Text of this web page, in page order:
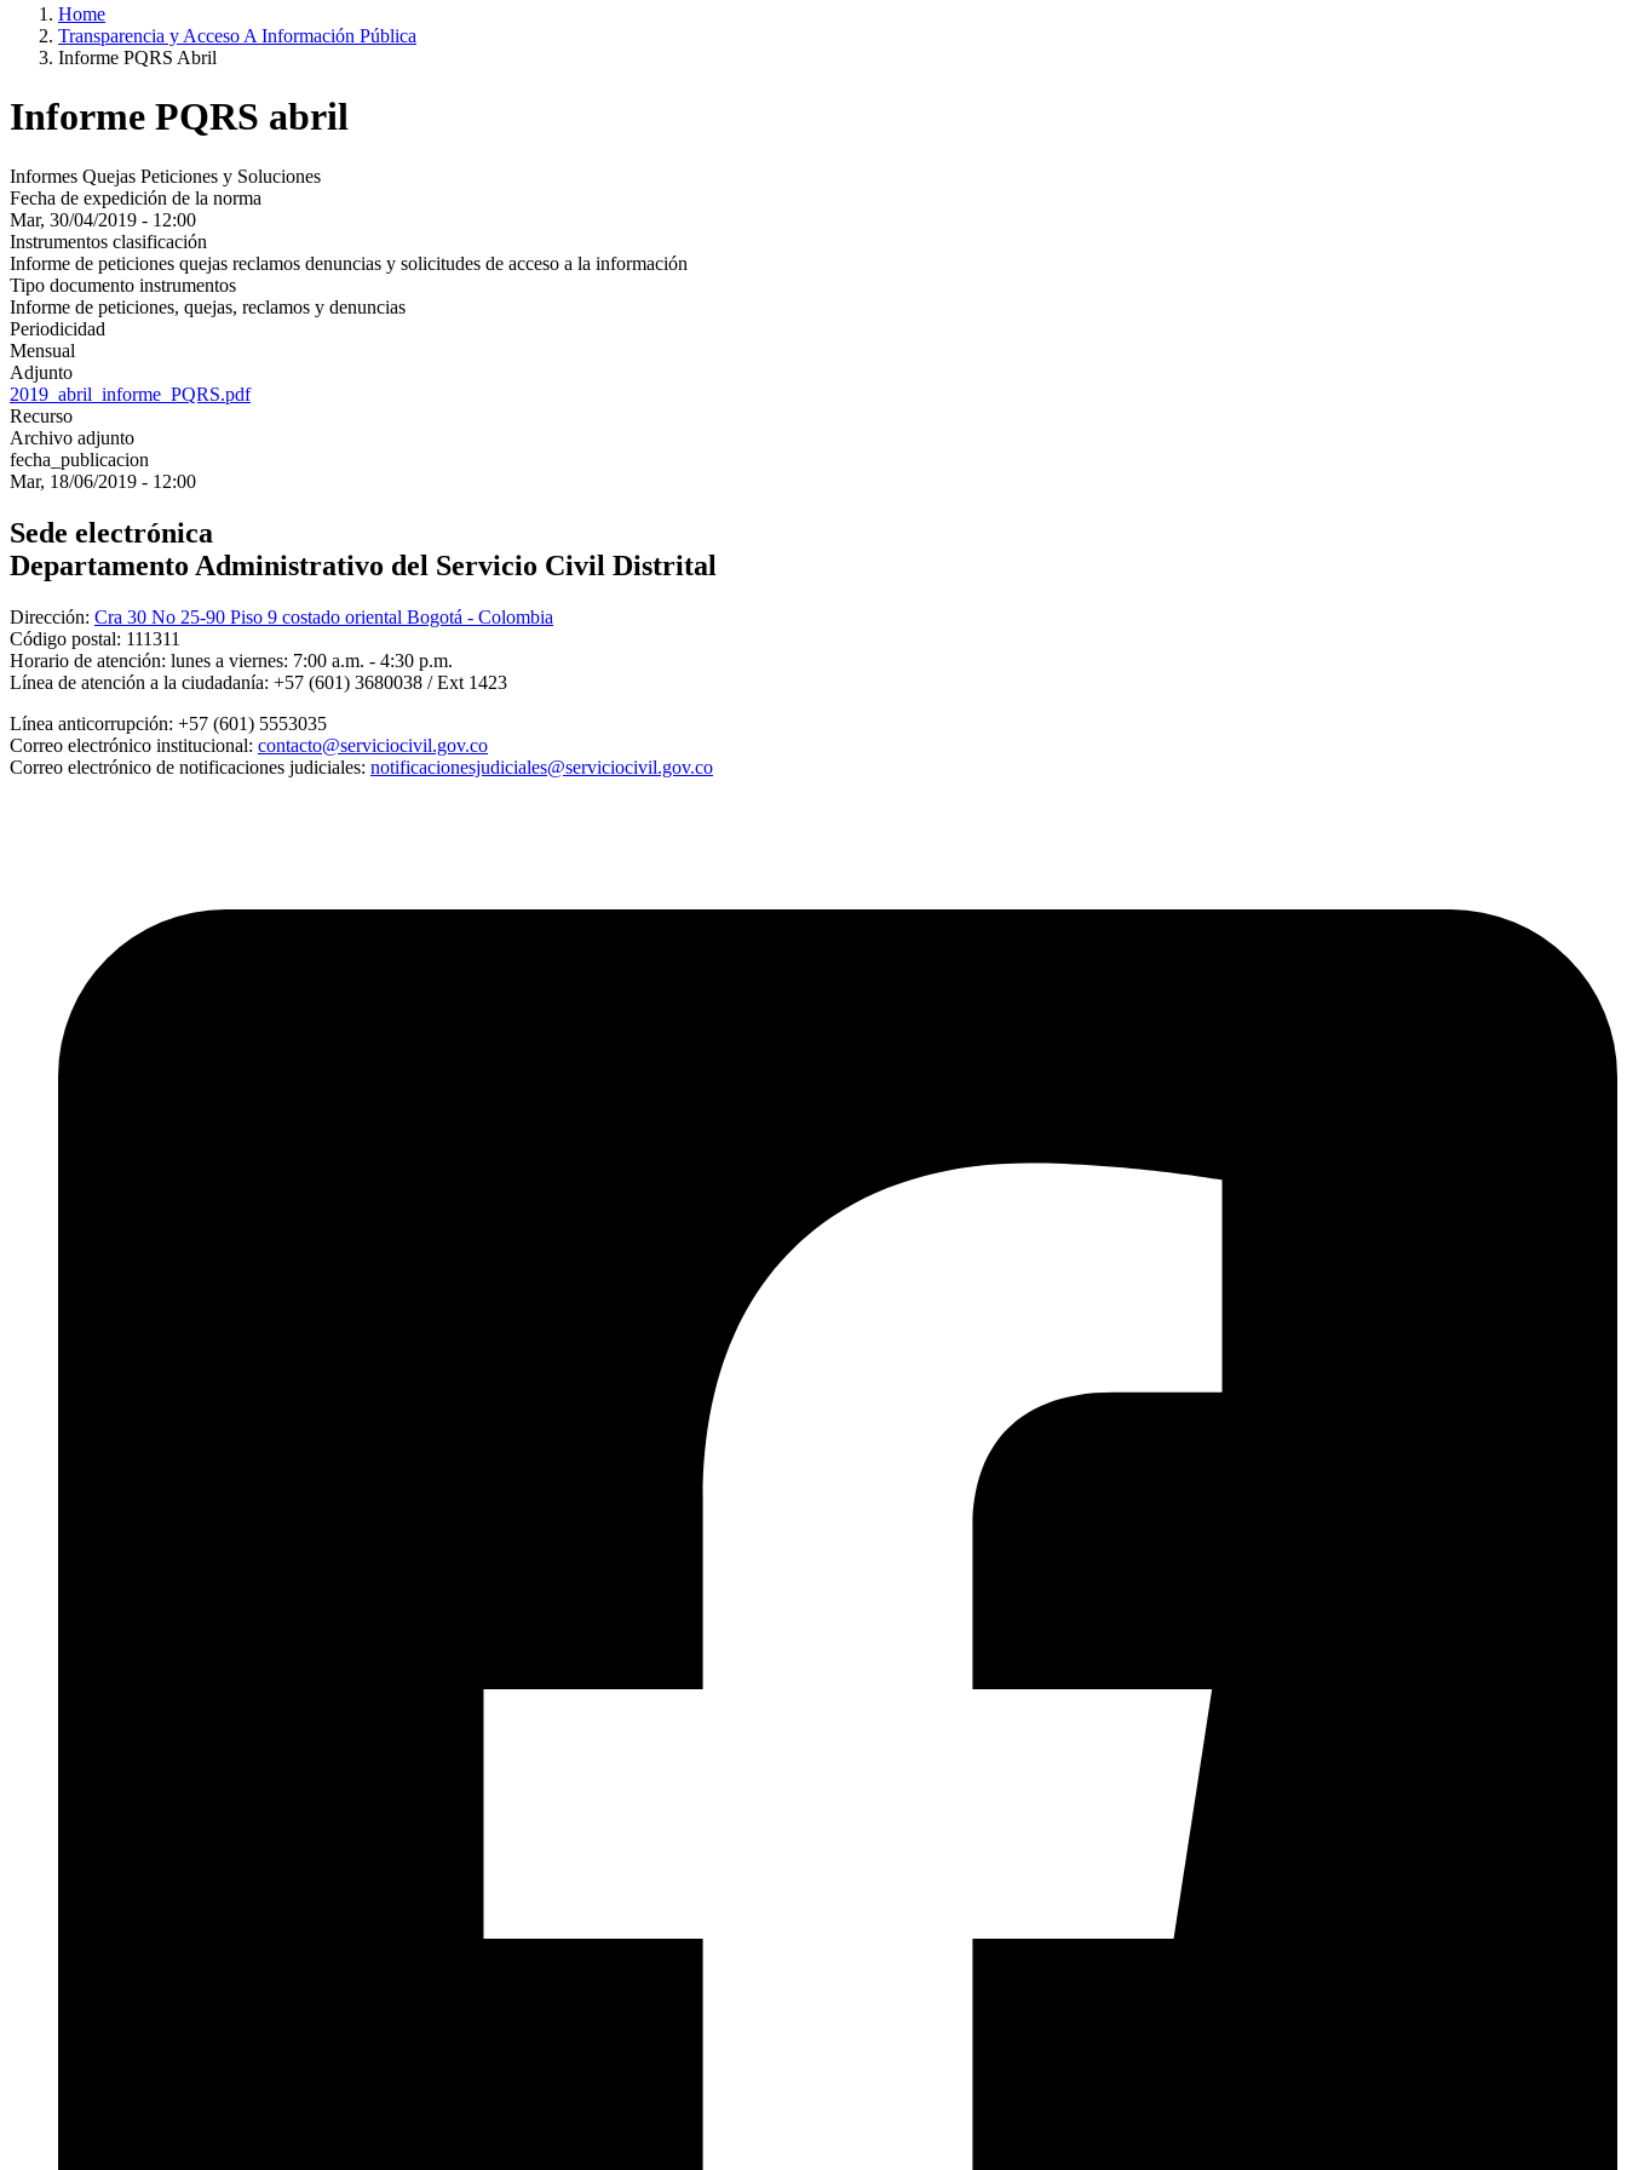
Home
Transparencia y Acceso A Información Pública
Informe PQRS Abril
Informe PQRS abril
Informes Quejas Peticiones y Soluciones
Fecha de expedición de la norma
Mar, 30/04/2019 - 12:00
Instrumentos clasificación
Informe de peticiones quejas reclamos denuncias y solicitudes de acceso a la información
Tipo documento instrumentos
Informe de peticiones, quejas, reclamos y denuncias
Periodicidad
Mensual
Adjunto
2019_abril_informe_PQRS.pdf
Recurso
Archivo adjunto
fecha_publicacion
Mar, 18/06/2019 - 12:00
Sede electrónica
Departamento Administrativo del Servicio Civil Distrital
Dirección: Cra 30 No 25-90 Piso 9 costado oriental Bogotá - Colombia
Código postal: 111311
Horario de atención: lunes a viernes: 7:00 a.m. - 4:30 p.m.
Línea de atención a la ciudadanía: +57 (601) 3680038 / Ext 1423
Línea anticorrupción: +57 (601) 5553035
Correo electrónico institucional: contacto@serviciocivil.gov.co
Correo electrónico de notificaciones judiciales: notificacionesjudiciales@serviciocivil.gov.co